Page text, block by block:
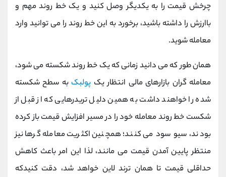
چرخش قیمت را به یکدیگر وصل کنید و یک خط روند مهم و
باارزش را داشته باشید، برخورد به این خط روند را می توانید وارد
معامله شوید.
همان طور که می دانید زمانی که یک خط روند شکسته می شود،
معامله گران بازارهای مالی انتظار یک پولبک به سطح شکسته
شده را خواهند داشت به همین دلیل تریدرهایی که از قبل از
شکست خط روند معامله خود را در مسیر افزایش قیمت باز کرده
بودند، سیو سود می کنند؛ همچنین اکثریت معامله گرها نیز
منتظر پایین آمدن قیمت می مانند، لذا این امر باعث کاهش
حداقلی قیمت تا همان ترند لاین خواهد شد، دقت کنیدکه